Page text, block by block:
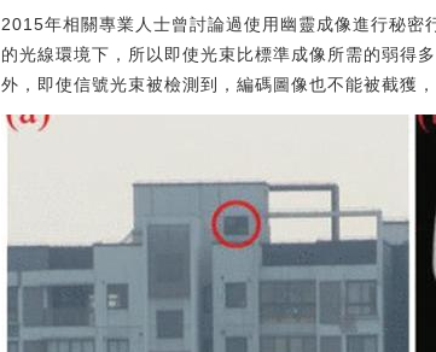
2015年相關專業人士曾討論過使用幽靈成像進行秘
的光線環境下，所以即使光束比標準成像所需的弱得
外，即使信號光束被檢測到，編碼圖像也不能被截獲